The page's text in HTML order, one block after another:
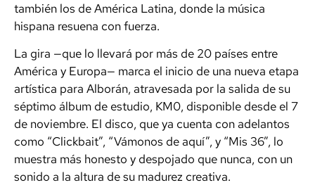
también los de América Latina, donde la música
hispana resuena con fuerza.
La gira —que lo llevará por más de 20 países entre
América y Europa— marca el inicio de una nueva etapa
artística para Alborán, atravesada por la salida de su
séptimo álbum de estudio, KM0, disponible desde el 7
de noviembre. El disco, que ya cuenta con adelantos
como “Clickbait”, “Vámonos de aquí”, y “Mis 36”, lo
muestra más honesto y despojado que nunca, con un
sonido a la altura de su madurez creativa.